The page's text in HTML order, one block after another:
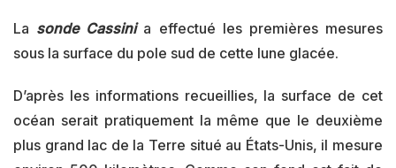
La sonde Cassinia effectué les premières mesures
sous la surface du pole sud de cette lune glacée.
D’après les informations recueillies, la surface de cet
océan serait pratiquement la même que le deuxième
plus grand lac de la Terre situé au États-Unis, il mesure